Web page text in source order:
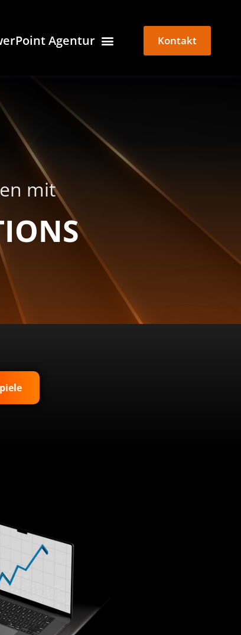
Agentur Kontakt
mit